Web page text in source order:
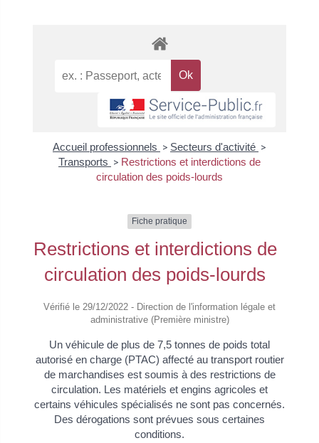
Accueil professionnels > Secteurs d'activité >
Transports > Restrictions et interdictions de
circulation des poids-lourds
Fiche pratique
Restrictions et interdictions de
circulation des poids-lourds
Vérifié le 29/12/2022 - Direction de l'information légale et
administrative (Première ministre)
Un véhicule de plus de 7,5 tonnes de poids total
autorisé en charge (PTAC) affecté au transport routier
de marchandises est soumis à des restrictions de
circulation. Les matériels et engins agricoles et
certains véhicules spécialisés ne sont pas concernés.
Des dérogations sont prévues sous certaines
conditions.